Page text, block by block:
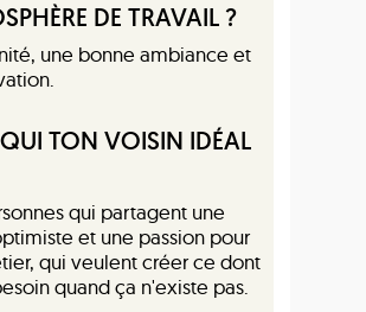
DE TRAVAIL ?
une bonne ambiance et
TON VOISIN IDÉAL
qui partagent une
et une passion pour
qui veulent créer ce dont
quand ça n'existe pas.